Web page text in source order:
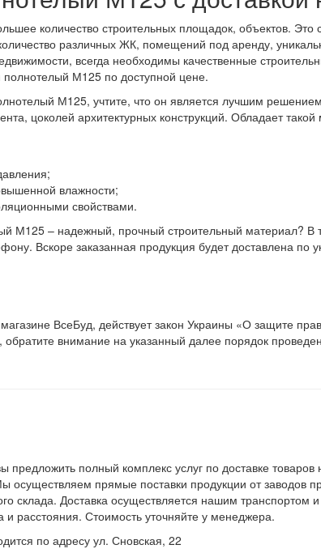
количество строительных площадок, объектов.
различных ЖК, помещений под аренду,
всегда необходимы качественные
М125 по доступной цене.
М125, учтите, что он является лучшим
цоколей архитектурных конструкций. Обладает
влажности;
свойствами.
М125 – надежный, прочный строительный материал? В
Вскоре заказанная продукция будет доставлена по
ВсеБуд, действует закон Украины «О защите
обратите внимание на указанный далее порядок
предложить полный комплекс услуг по доставке
осуществляем прямые поставки продукции от заводов
склада. Доставка осуществляется нашим транспортом
и расстояния. Стоимость уточняйте у менеджера.
по адресу ул. Сновская, 22